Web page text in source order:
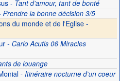
- Tant d'amour, tant de bonté
la bonne décision 3/5
du monde et de l'Eglise -
- Carlo Acutis 06 Miracles
de louange
- Itinéraire nocturne d'un coeur